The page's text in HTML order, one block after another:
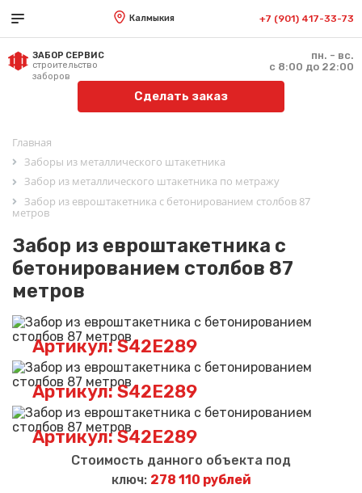
Калмыкия +7 (901) 417-33-73
ЗАБОР СЕРВИС
строительство
заборов
пн. - вс.
с 8:00 до 22:00
Сделать заказ
Главная
Заборы из металлического штакетника
Забор из металлического штакетника по метражу
Забор из евроштакетника с бетонированием столбов 87
метров
Забор из евроштакетника с
бетонированием столбов 87
метров
Артикул: S42E289
Артикул: S42E289
Артикул: S42E289
Стоимость данного объекта под
ключ: 278 110 рублей